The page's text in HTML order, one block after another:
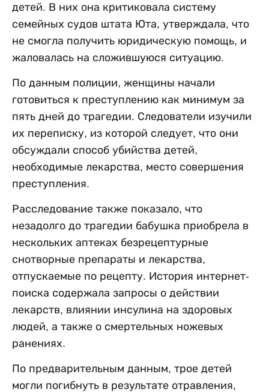
детей. В них она критиковала систему
семейных судов штата Юта, утверждала, что
не смогла получить юридическую помощь, и
жаловалась на сложившуюся ситуацию.
По данным полиции, женщины начали
готовиться к преступлению как минимум за
пять дней до трагедии. Следователи изучили
их переписку, из которой следует, что они
обсуждали способ убийства детей,
необходимые лекарства, место совершения
преступления.
Расследование также показало, что
незадолго до трагедии бабушка приобрела в
нескольких аптеках безрецептурные
снотворные препараты и лекарства,
отпускаемые по рецепту. История интернет-
поиска содержала запросы о действии
лекарств, влиянии инсулина на здоровых
людей, а также о смертельных ножевых
ранениях.
По предварительным данным, трое детей
могли погибнуть в результате отравления,